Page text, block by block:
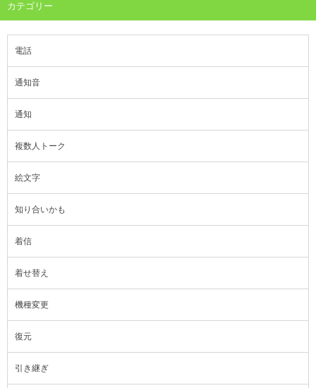
カテゴリー
電話
通知音
通知
複数人トーク
絵文字
知り合いかも
着信
着せ替え
機種変更
復元
引き継ぎ